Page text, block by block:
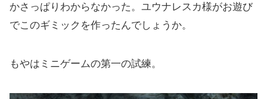
かさっぱりわからなかった。ユウナレスカ様がお遊び
でこのギミックを作ったんでしょうか。
もやはミニゲームの第一の試練。